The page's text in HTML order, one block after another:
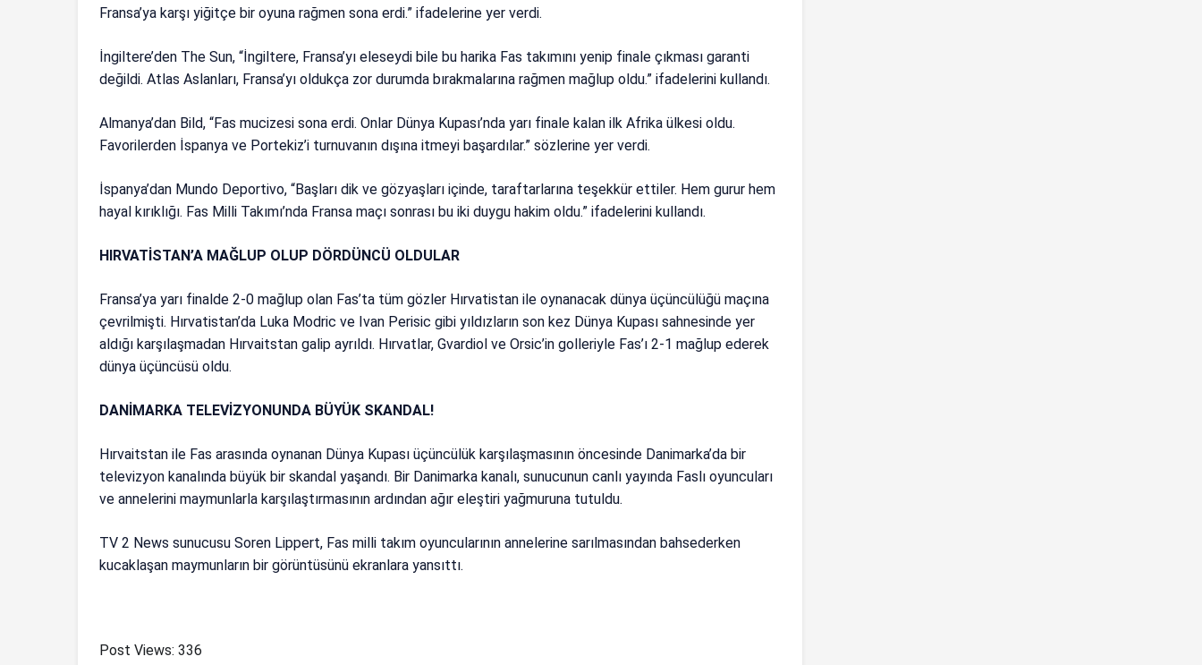
Fransa’ya karşı yiğitçe bir oyuna rağmen sona erdi.” ifadelerine yer verdi.
İngiltere’den The Sun, “İngiltere, Fransa’yı eleseydi bile bu harika Fas takımını yenip finale çıkması garanti
değildi. Atlas Aslanları, Fransa’yı oldukça zor durumda bırakmalarına rağmen mağlup oldu.” ifadelerini kullandı.
Almanya’dan Bild, “Fas mucizesi sona erdi. Onlar Dünya Kupası’nda yarı finale kalan ilk Afrika ülkesi oldu.
Favorilerden İspanya ve Portekiz’i turnuvanın dışına itmeyi başardılar.” sözlerine yer verdi.
İspanya’dan Mundo Deportivo, “Başları dik ve gözyaşları içinde, taraftarlarına teşekkür ettiler. Hem gurur hem
hayal kırıklığı. Fas Milli Takımı’nda Fransa maçı sonrası bu iki duygu hakim oldu.” ifadelerini kullandı.
HIRVATİSTAN’A MAĞLUP OLUP DÖRDÜNCÜ OLDULAR
Fransa’ya yarı finalde 2-0 mağlup olan Fas’ta tüm gözler Hırvatistan ile oynanacak dünya üçüncülüğü maçına
çevrilmişti. Hırvatistan’da Luka Modric ve Ivan Perisic gibi yıldızların son kez Dünya Kupası sahnesinde yer
aldığı karşılaşmadan Hırvaitstan galip ayrıldı. Hırvatlar, Gvardiol ve Orsic’in golleriyle Fas’ı 2-1 mağlup ederek
dünya üçüncüsü oldu.
DANİMARKA TELEVİZYONUNDA BÜYÜK SKANDAL!
Hırvaitstan ile Fas arasında oynanan Dünya Kupası üçüncülük karşılaşmasının öncesinde Danimarka’da bir
televizyon kanalında büyük bir skandal yaşandı. Bir Danimarka kanalı, sunucunun canlı yayında Faslı oyuncuları
ve annelerini maymunlarla karşılaştırmasının ardından ağır eleştiri yağmuruna tutuldu.
TV 2 News sunucusu Soren Lippert, Fas milli takım oyuncularının annelerine sarılmasından bahsederken
kucaklaşan maymunların bir görüntüsünü ekranlara yansıttı.
Post Views: 336